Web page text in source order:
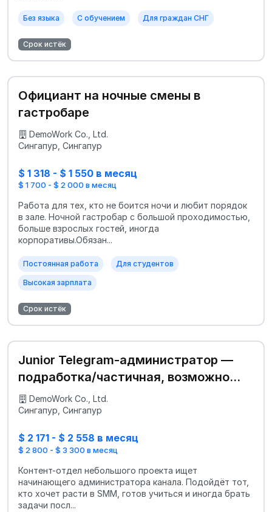
Без языка С обучением Для граждан СНГ
Срок истёк
Официант на ночные смены в
гастробаре
DemoWork Co., Ltd.
Сингапур, Сингапур
$ 1 318 - $ 1 550 в месяц
$ 1 700 - $ 2 000 в месяц
Работа для тех, кто не боится ночи и любит порядок
в зале. Ночной гастробар с большой проходимостью,
больше взрослых гостей, иногда
корпоративы.Обязан...
Постоянная работа Для студентов
Высокая зарплата
Срок истёк
Junior Telegram-администратор —
подработка/частичная, возможно
релокация
DemoWork Co., Ltd.
Сингапур, Сингапур
$ 2 171 - $ 2 558 в месяц
$ 2 800 - $ 3 300 в месяц
Контент-отдел небольшого проекта ищет
начинающего администратора канала. Подойдёт тот,
кто хочет расти в SMM, готов учиться и иногда брать
задачи посл...